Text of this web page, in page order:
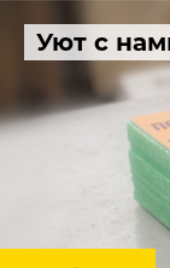
Уют с